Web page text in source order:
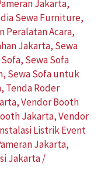
Jakarta,
Sewa Furniture,
Peralatan Acara,
Jakarta, Sewa
, Sewa Sofa
, Sewa Sofa untuk
, Tenda Roder
,Vendor Booth
Jakarta,Vendor
Listrik Event
Jakarta,
Jakarta/